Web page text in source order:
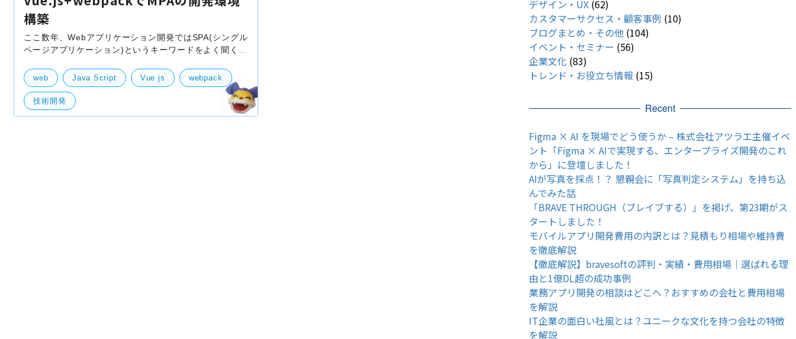
構築
ここ数年、Webアプリケーション開発ではSPA(シングル
ページアプリケーション)というキーワードをよく聞くよ
Vue.jsなどのSPAに関する開発言語を一度は聞いたこと
があ
web Java Script Vue.js webpack
技術開発
デザイン・UX (62)
カスタマーサクセス・顧客事例 (10)
ブログまとめ・その他 (104)
イベント・セミナー (56)
企業文化 (83)
トレンド・お役立ち情報 (15)
Recent
Figma × AI を現場でどう使うか – 株式会社アツラエ主催イベ
ント「Figma × AIで実現する、エンタープライズ開発のこれ
から」に登壇しました！
AIが写真を採点！？ 懇親会に「写真判定システム」を持ち込
んでみた話
「BRAVE THROUGH（ブレイブする）」を掲げ、第23期がス
タートしました！
モバイルアプリ開発費用の内訳とは？見積もり相場や維持費
を徹底解説
【徹底解説】bravesoftの評判・実績・費用相場｜選ばれる理
由と1億DL超の成功事例
業務アプリ開発の相談はどこへ？おすすめの会社と費用相場
を解説
IT企業の面白い社風とは？ユニークな文化を持つ会社の特徴
を解説